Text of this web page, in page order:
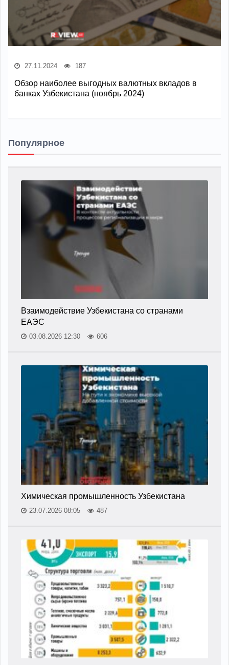
27.11.2024 187
Обзор наиболее выгодных валютных вкладов в
банках Узбекистана (ноябрь 2024)
Популярное
Взаимодействие Узбекистана со странами
ЕАЭС
03.08.2026 12:30 606
Химическая промышленность Узбекистана
23.07.2026 08:05 487